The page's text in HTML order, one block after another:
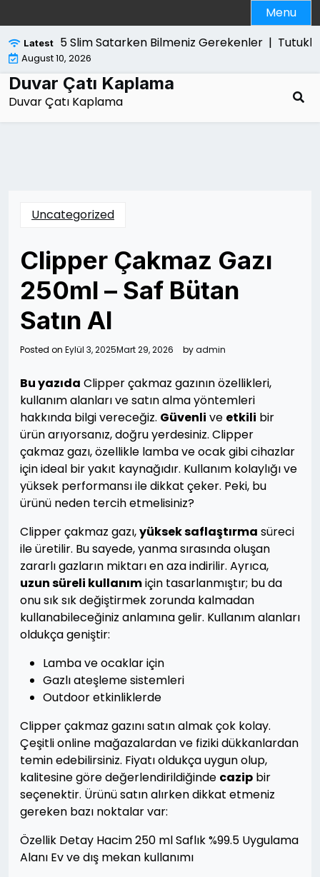
to
content
Menu
LatestPs5 Slim Satarken Bilmeniz Gerekenler |
August 10, 2026
Duvar Çatı Kaplama
Duvar Çatı Kaplama
Uncategorized
Clipper Çakmaz Gazı
250ml – Saf Bütan
Satın Al
Posted on Eylül 3, 2025Mart 29, 2026 byadmin
Bu yazıda Clipper çakmaz gazının özellikleri,
kullanım alanları ve satın alma yöntemleri
hakkında bilgi vereceğiz. Güvenli ve etkili bir
ürün arıyorsanız, doğru yerdesiniz. Clipper
çakmaz gazı, özellikle lamba ve ocak gibi cihazlar
için ideal bir yakıt kaynağıdır. Kullanım kolaylığı ve
yüksek performansı ile dikkat çeker. Peki, bu
ürünü neden tercih etmelisiniz?
Clipper çakmaz gazı,yüksek saflaştırma süreci
ile üretilir. Bu sayede, yanma sırasında oluşan
zararlı gazların miktarı en aza indirilir. Ayrıca,
uzun süreli kullanımiçin tasarlanmıştır; bu da
onu sık sık değiştirmek zorunda kalmadan
kullanabileceğiniz anlamına gelir. Kullanım alanları
oldukça geniştir:
Lamba ve ocaklar için
Gazlı ateşleme sistemleri
Outdoor etkinliklerde
Clipper çakmaz gazını satın almak çok kolay.
Çeşitli online mağazalardan ve fiziki dükkanlardan
temin edebilirsiniz. Fiyatı oldukça uygun olup,
kalitesine göre değerlendirildiğinde cazip bir
seçenektir. Ürünü satın alırken dikkat etmeniz
gereken bazı noktalar var:
Özellik Detay Hacim 250 ml Saflık %99.5 Uygulama
Alanı Ev ve dış mekan kullanımı